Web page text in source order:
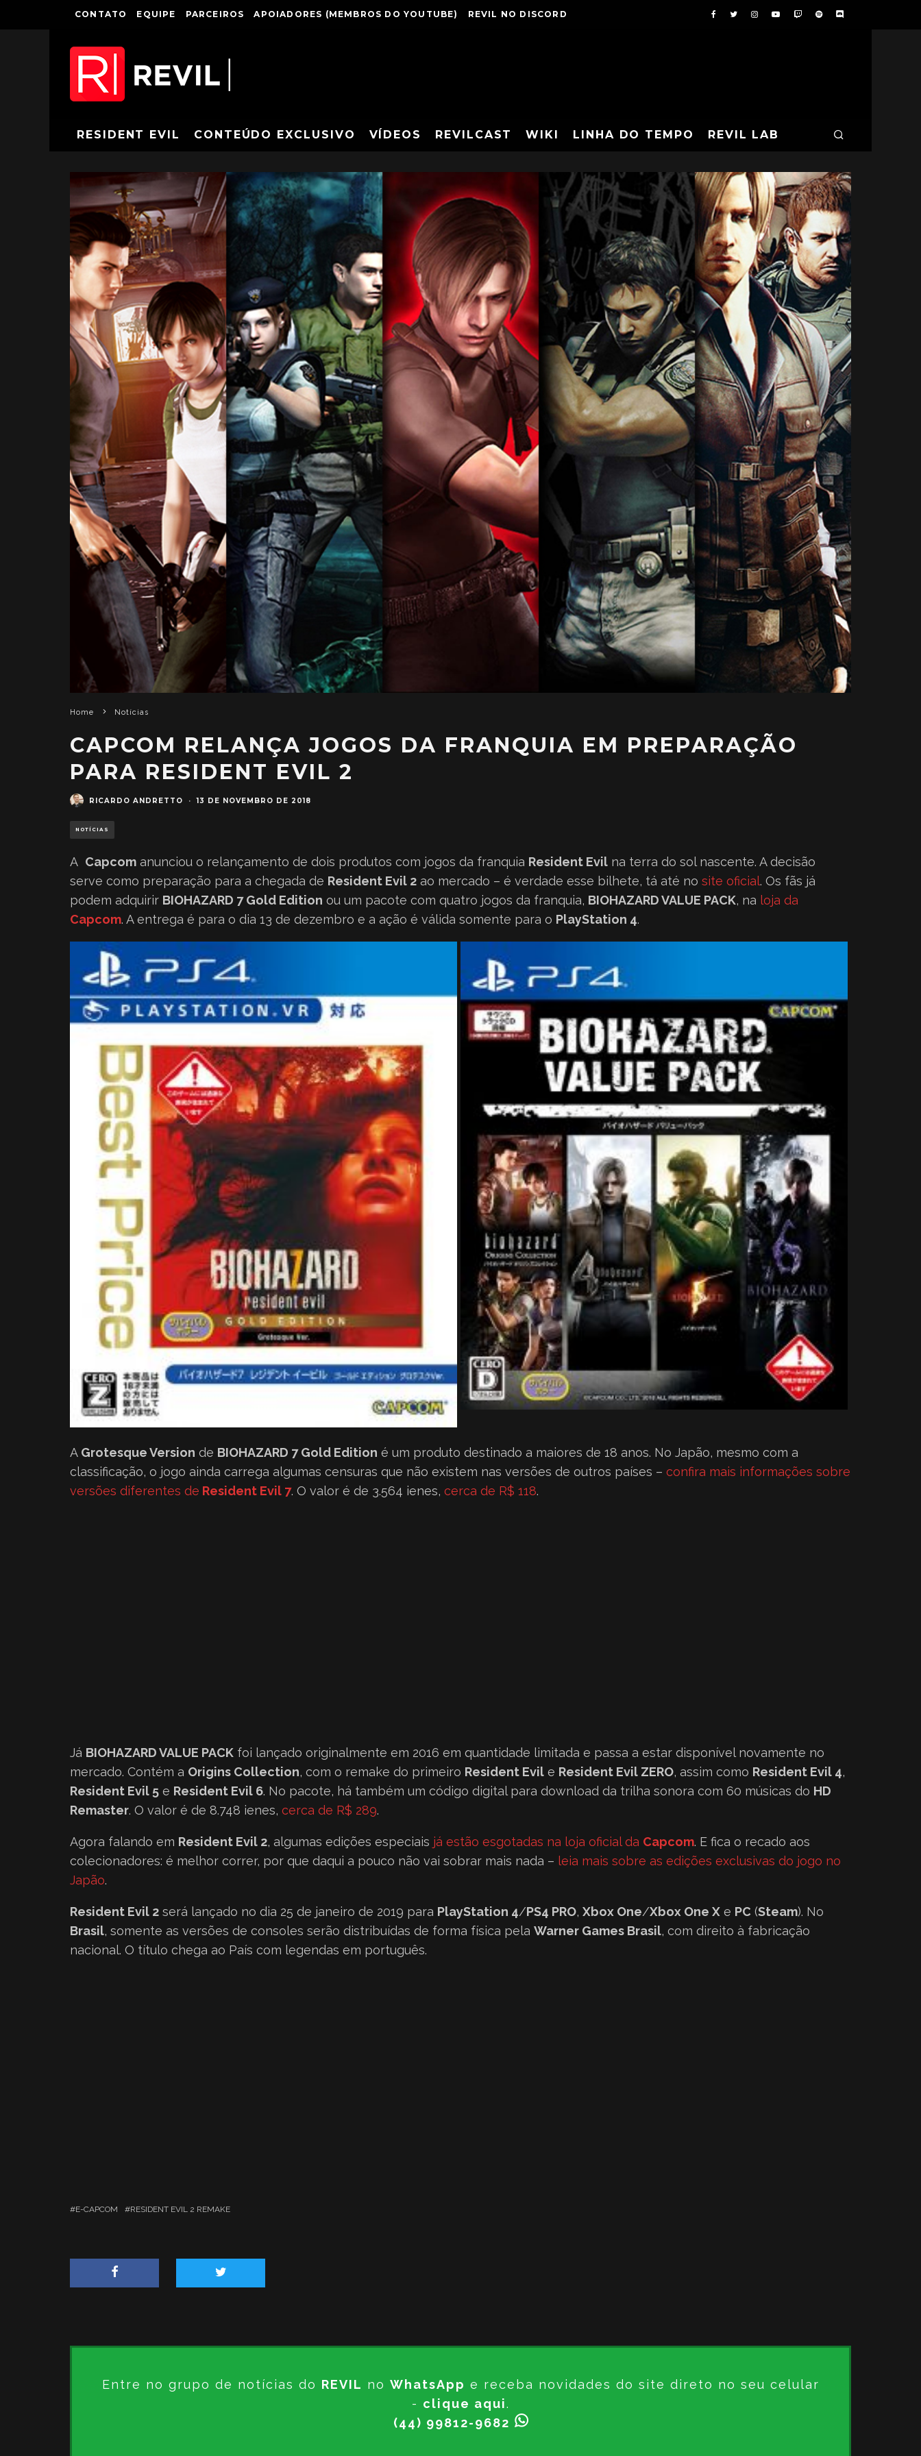
CONTATO EQUIPE PARCEIROS APOIADORES (MEMBROS DO YOUTUBE) REVIL NO DISCORD
RESIDENT EVIL CONTEÚDO EXCLUSIVO VÍDEOS REVILCAST WIKI LINHA DO TEMPO REVIL LAB
Home Notícias
CAPCOM RELANÇA JOGOS DA FRANQUIA EM PREPARAÇÃO
PARA RESIDENT EVIL 2
RICARDO ANDRETTO · 13 DE NOVEMBRO DE 2018
NOTÍCIAS
A Capcom anunciou o relançamento de dois produtos com jogos da franquia Resident Evil na terra do sol nascente. A decisão
serve como preparação para a chegada de Resident Evil 2 ao mercado – é verdade esse bilhete, tá até no site oficial. Os fãs já
podem adquirir BIOHAZARD 7 Gold Edition ou um pacote com quatro jogos da franquia, BIOHAZARD VALUE PACK, na loja da
Capcom. A entrega é para o dia 13 de dezembro e a ação é válida somente para o PlayStation 4.
A Grotesque Version de BIOHAZARD 7 Gold Edition é um produto destinado a maiores de 18 anos. No Japão, mesmo com a
classificação, o jogo ainda carrega algumas censuras que não existem nas versões de outros países – confira mais informações sobre
versões diferentes de Resident Evil 7. O valor é de 3.564 ienes, cerca de R$ 118.
Já BIOHAZARD VALUE PACK foi lançado originalmente em 2016 em quantidade limitada e passa a estar disponível novamente no
mercado. Contém a Origins Collection, com o remake do primeiro Resident Evil e Resident Evil ZERO, assim como Resident Evil 4,
Resident Evil 5 e Resident Evil 6. No pacote, há também um código digital para download da trilha sonora com 60 músicas do HD
Remaster. O valor é de 8.748 ienes, cerca de R$ 289.
Agora falando em Resident Evil 2, algumas edições especiais já estão esgotadas na loja oficial da Capcom. E fica o recado aos
colecionadores: é melhor correr, por que daqui a pouco não vai sobrar mais nada – leia mais sobre as edições exclusivas do jogo no
Japão.
Resident Evil 2 será lançado no dia 25 de janeiro de 2019 para PlayStation 4/PS4 PRO, Xbox One/Xbox One X e PC (Steam). No
Brasil, somente as versões de consoles serão distribuídas de forma física pela Warner Games Brasil, com direito à fabricação
nacional. O título chega ao País com legendas em português.
E-CAPCOM RESIDENT EVIL 2 REMAKE
Entre no grupo de notícias do REVIL no WhatsApp e receba novidades do site direto no seu celular
- clique aqui.
(44) 99812-9682